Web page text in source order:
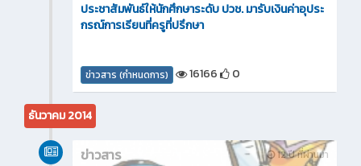
ประชาสัมพันธ์ให้นักศึกษาระดับ ปวช. มารับเงินค่าอุประ
กรณ์การเรียนที่ครูที่ปรึกษา
ข่าวสาร (กำหนดการ) 16166 0
ธันวาคม 2014
12 ปี ที่ผ่านมา
ข่าวสาร